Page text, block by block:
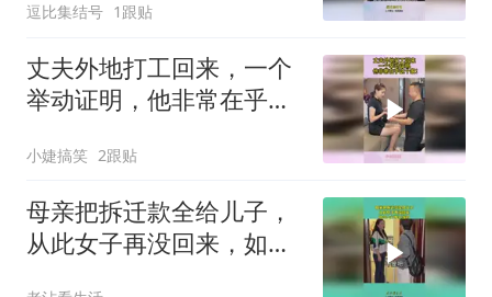
逗比集结号 1跟贴
丈夫外地打工回来，一个
举动证明，他非常在乎这
小婕搞笑 2跟贴
母亲把拆迁款全给儿子，
从此女子再没回来，如今